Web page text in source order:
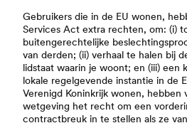
Gebruikers die in de EU wonen,
Services Act extra rechten, om: (i)
buitengerechtelijke
van derden; (ii) verhaal te halen bij
lidstaat waarin je woont; en (iii) een
lokale regelgevende instantie in de
Verenigd Koninkrijk wonen, hebben
wetgeving het recht om een
contractbreuk in te stellen als ze